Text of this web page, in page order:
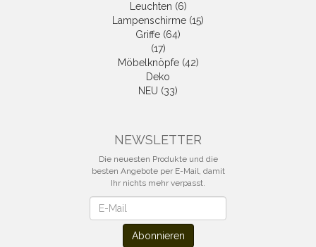
Leuchten (6)
Lampenschirme (15)
Griffe (64)
(17)
Möbelknöpfe (42)
Deko
NEU (33)
NEWSLETTER
Die neuesten Produkte und die
besten Angebote per E-Mail, damit
Ihr nichts mehr verpasst.
Abonnieren